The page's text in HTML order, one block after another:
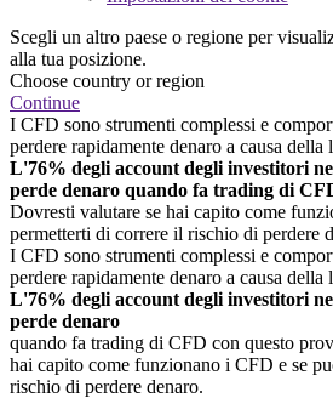
Scegli un altro paese o regione per
alla tua posizione.
Choose country or region
Continue
I CFD sono strumenti complessi e
perdere rapidamente denaro a causa della
L'76% degli account degli investitori
perde denaro quando fa trading di
Dovresti valutare se hai capito come
permetterti di correre il rischio di perdere
I CFD sono strumenti complessi e
perdere rapidamente denaro a causa della
L'76% degli account degli investitori
perde denaro
quando fa trading di CFD con questo
hai capito come funzionano i CFD e se
rischio di perdere denaro.